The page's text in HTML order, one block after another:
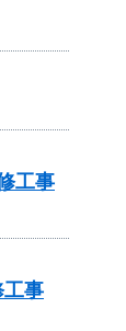
工事
工事